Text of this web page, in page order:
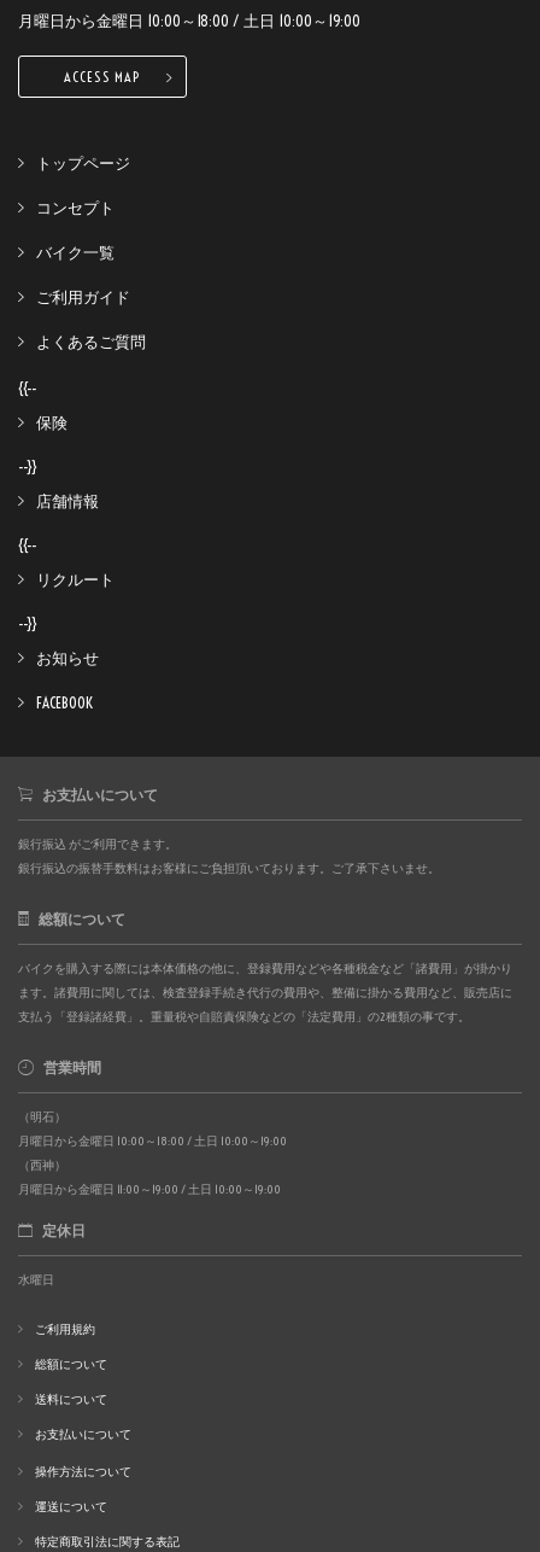
月曜日から金曜日 10:00～18:00 / 土日 10:00～19:00
ACCESS MAP
トップページ
コンセプト
バイク一覧
ご利用ガイド
よくあるご質問
{{--
保険
--}}
店舗情報
{{--
リクルート
--}}
お知らせ
FACEBOOK
お支払いについて
銀行振込 がご利用できます。
銀行振込の振替手数料はお客様にご負担頂いております。ご了承下さいませ。
総額について
バイクを購入する際には本体価格の他に、登録費用などや各種税金など「諸費用」が掛かり
ます。諸費用に関しては、検査登録手続き代行の費用や、整備に掛かる費用など、販売店に
支払う「登録諸経費」。重量税や自賠責保険などの「法定費用」の2種類の事です。
営業時間
（明石）
月曜日から金曜日 10:00～18:00 / 土日 10:00～19:00
（西神）
月曜日から金曜日 11:00～19:00 / 土日 10:00～19:00
定休日
水曜日
ご利用規約
総額について
送料について
お支払いについて
操作方法について
運送について
特定商取引法に関する表記